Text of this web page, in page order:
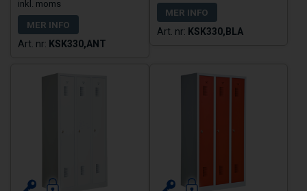
MER INFO
KSK330,ANT
MER INFO
KSK330,BLA